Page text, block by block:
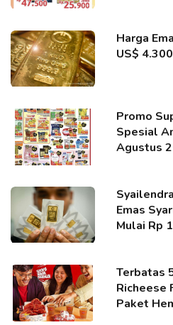
Harga
US$
Promo
Spesial
Agustus
Emas
Mulai Rp
Terbatas
Richeese
Paket